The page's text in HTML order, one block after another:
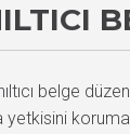
belge